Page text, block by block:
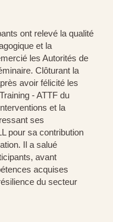
ont relevé la qualité
et la
les Autorités de
Clôturant la
avoir félicité les
- ATTF du
et la
ses
pour sa contribution
Il a salué
avant
acquises
du secteur